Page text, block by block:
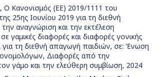
Ο Κανονισμός (ΕΕ) 2019/1111 του
25ης Ιουνίου 2019 για τη διεθνή
την αναγνώριση και την εκτέλεση
γαμικές διαφορές και διαφορές γονικής
για τη διεθνή απαγωγή παιδιών, σε: Ένωση
Διαφορές από την
γάμο και την ελεύθερη συμβίωση, 2024